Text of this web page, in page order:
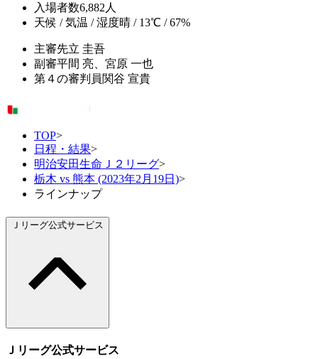
入場者数6,882人
天候 / 気温 / 湿度晴 / 13℃ / 67%
主審先立 圭吾
副審平間 亮、宮原 一也
第４の審判員関谷 宣貴
TOP>
日程・結果>
明治安田生命Ｊ２リーグ>
栃木 vs 熊本 (2023年2月19日)>
ラインナップ
Ｊリーグ公式サービス
Ｊリーグ公式サービス